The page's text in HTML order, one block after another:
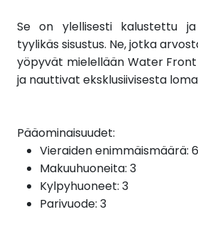
Se on ylellisesti kalustettu
tyylikäs sisustus. Ne, jotka
yöpyvät mielellään Water
ja nauttivat eksklusiivisesta
Pääominaisuudet:
Vieraiden enimmäismäärä: 6
Makuuhuoneita: 3
Kylpyhuoneet: 3
Parivuode: 3